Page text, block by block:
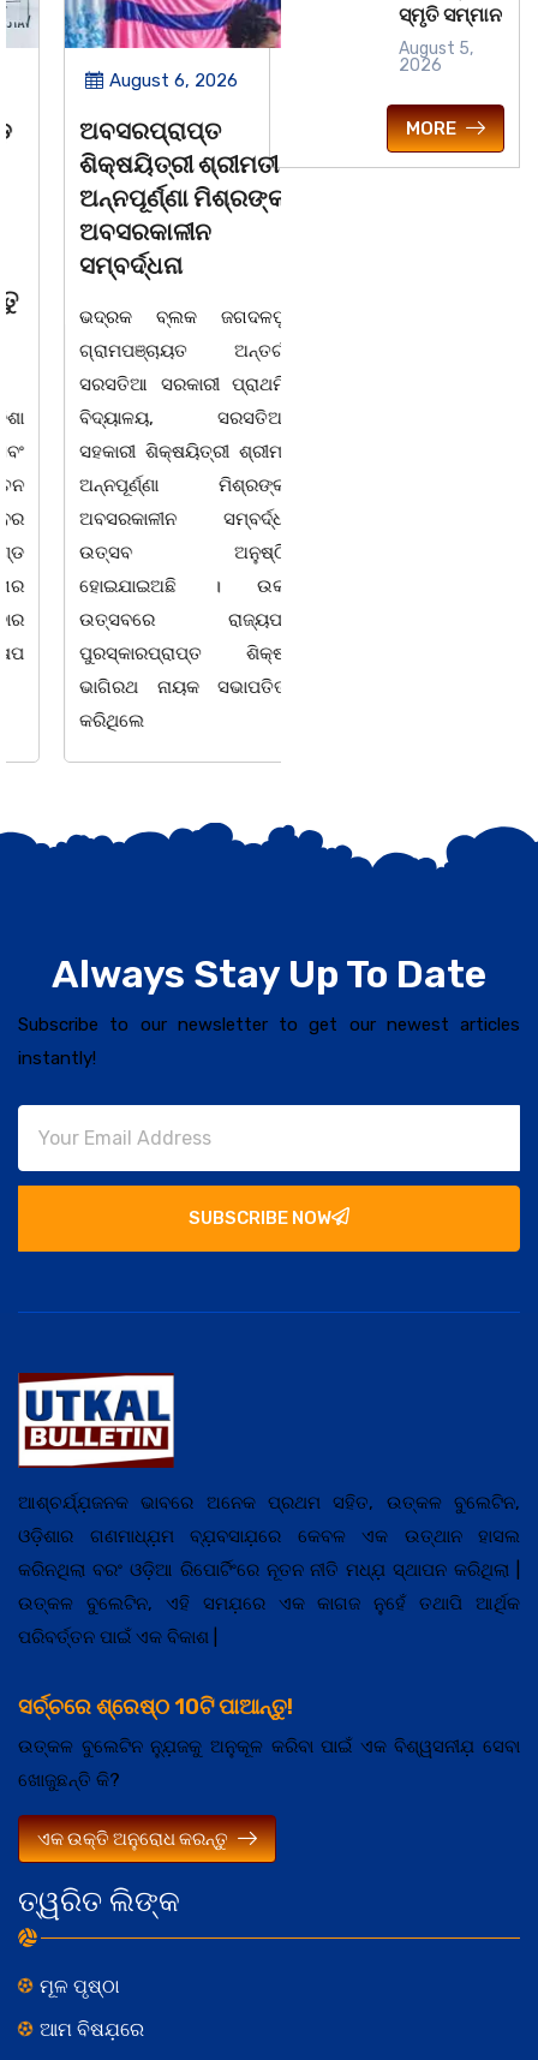
August 6, 2026
ଅବସରପ୍ରାପ୍ତ
ଶିକ୍ଷୟିତ୍ରୀ ଶ୍ରୀମତୀ
ଅନ୍ନପୂର୍ଣ୍ଣା ମିଶ୍ରଙ୍କ
ଅବସରକାଳୀନ
ସମ୍ବର୍ଦ୍ଧନା
ଭଦ୍ରକ ବ୍ଲକ ଜଗଦଳପୁର
ଗ୍ରାମପଞ୍ଚାୟତ ଅନ୍ତର୍ଗତ
ସରସତିଆ ସରକାରୀ ପ୍ରାଥମିକ
ବିଦ୍ୟାଳୟ, ସରସତିଆର
ସହକାରୀ ଶିକ୍ଷୟିତ୍ରୀ ଶ୍ରୀମତୀ
ଅନ୍ନପୂର୍ଣ୍ଣା ମିଶ୍ରଙ୍କର
ଅବସରକାଳୀନ ସମ୍ବର୍ଦ୍ଧନା
ଉତ୍ସବ ଅନୁଷ୍ଠିତ
ହୋଇଯାଇଅଛି । ଉକ୍ତ
ଉତ୍ସବରେ ରାଜ୍ୟପାଳ
ପୁରସ୍କାରପ୍ରାପ୍ତ ଶିକ୍ଷକ
ଭାଗିରଥ ନାୟକ ସଭାପତିତ୍ଵ
କରିଥିଲେ
ପୁନର୍ବାର ତ୍ରୁଟି ପିଲାଙ୍କୁ
ମୂର୍ଖ କରିବାକୁ
ସ୍ମୃତି ସମ୍ମାନ
August 5,
2026
MORE
Always Stay Up To Date
Subscribe to our newsletter to get our newest articles
instantly!
SUBSCRIBE NOW
ତ୍ୱରିତ ଲିଙ୍କ
ମୂଳ ପୃଷ୍ଠା
ଆମ ବିଷଯ଼ରେ
ଆଶ୍ଚର୍ଯ୍ଯ଼ଜନକ ଭାବରେ ଅନେକ ପ୍ରଥମ ସହିତ, ଉତ୍କଳ ବୁଲେଟିନ,
ଓଡ଼ିଶାର ଗଣମାଧ୍ଯ଼ମ ବ୍ଯ଼ବସାଯ଼ରେ କେବଳ ଏକ ଉତ୍ଥାନ ହାସଲ
କରିନଥିଲା ବରଂ ଓଡ଼ିଆ ରିପୋର୍ଟିଂରେ ନୂତନ ନୀତି ମଧ୍ଯ଼ ସ୍ଥାପନ କରିଥିଲା |
ଉତ୍କଳ ବୁଲେଟିନ, ଏହି ସମଯ଼ରେ ଏକ କାଗଜ ନୁହେଁ ତଥାପି ଆର୍ଥିକ
ପରିବର୍ତ୍ତନ ପାଇଁ ଏକ ବିକାଶ |
ସର୍ଚ୍ଚରେ ଶ୍ରେଷ୍ଠ 10ଟି ପାଆନ୍ତୁ!
ଉତ୍କଳ ବୁଲେଟିନ ନ୍ଯ଼ୁଜକୁ ଅନୁକୂଳ କରିବା ପାଇଁ ଏକ ବିଶ୍ୱସନୀଯ଼ ସେବା
ଖୋଜୁଛନ୍ତି କି?
ଏକ ଉକ୍ତି ଅନୁରୋଧ କରନ୍ତୁ